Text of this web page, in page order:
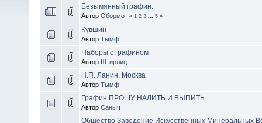
Безымянный графин.
Автор Обормот « 1 2 3 5 »
Кувшин
Автор Тымф
Наборы с графином
Автор Штирлиц
Н.П. Ланин, Москва
Автор Тымф
Графин ПРОШУ НАЛИТЬ И ВЫПИТЬ
Автор Саныч
Общество Заведение Искусственных Минеральных